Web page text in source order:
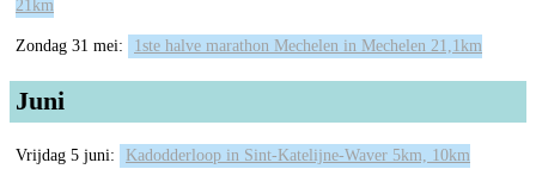
21km
Zondag 31 mei: 1ste halve marathon Mechelen in Mechelen 21,1km
Juni
Vrijdag 5 juni: Kadodderloop in Sint-Katelijne-Waver 5km, 10km